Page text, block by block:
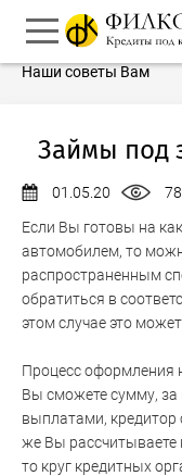
Наши советы Вам
Займы под
01.05.20
Если Вы готовы на
автомобилем, то
распространенным
обратиться в
этом случае это
Процесс оформления
Вы сможете сумму, за
выплатами, кредитор
же Вы рассчитываете
то круг кредитных